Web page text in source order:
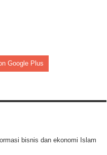
Google Plus
bisnis dan ekonomi Islam